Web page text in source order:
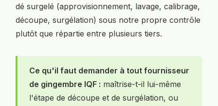
dé surgelé (approvisionnement, lavage, calibrage,
découpe, surgélation) sous notre propre contrôle
plutôt que répartie entre plusieurs tiers.
Ce qu'il faut demander à tout fournisseur
de gingembre IQF : maîtrise-t-il lui-même
l'étape de découpe et de surgélation, ou